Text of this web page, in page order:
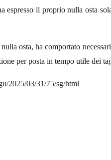
espresso il proprio nulla osta
osta, ha comportato
per posta in tempo utile dei
2025/03/31/75/sg/html